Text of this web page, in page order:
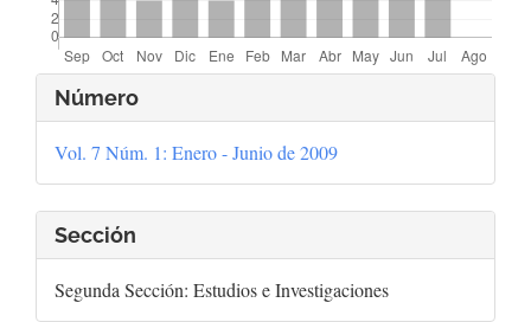
Detalles
del
artículo
Número
Vol. 7 Núm. 1: Enero - Junio de 2009
Sección
Segunda Sección: Estudios e Investigaciones